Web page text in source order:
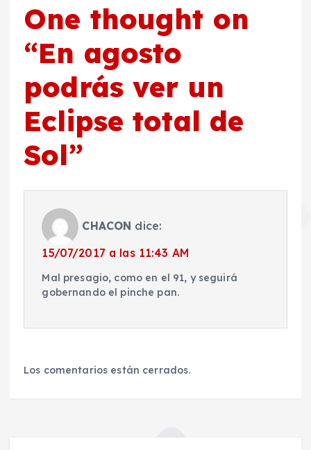
One thought on
“En agosto
podrás ver un
Eclipse total de
Sol”
CHACON dice:
15/07/2017 a las 11:43 AM
Mal presagio, como en el 91, y seguirá
gobernando el pinche pan.
Los comentarios están cerrados.